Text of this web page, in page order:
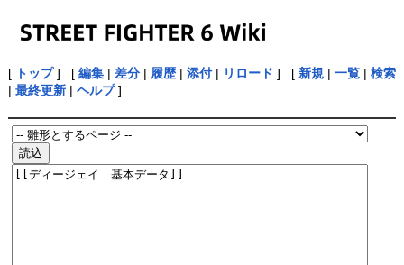
[ トップ] [ 編集| 差分| 履歴| 添付| リロード ] [ 新規| 一覧| 検索
| 最終更新| ヘルプ]